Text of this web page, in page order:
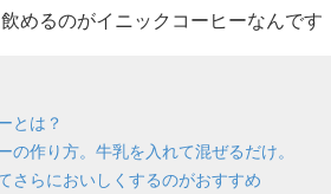
めるのがイニックコーヒーなんです
とは？
の作り方。牛乳を入れて混ぜるだけ。
さらにおいしくするのがおすすめ